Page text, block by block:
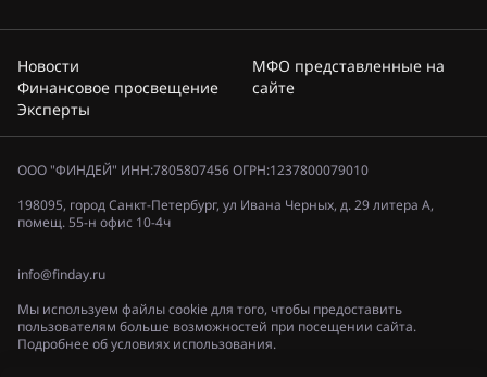
Новости
Финансовое просвещение
Эксперты
МФО представленные на
сайте
ООО "ФИНДЕЙ" ИНН:7805807456 ОГРН:1237800079010
198095, город Санкт-Петербург, ул Ивана Черных, д. 29 литера А,
помещ. 55-н офис 10-4ч
info@finday.ru
Мы используем файлы cookie для того, чтобы предоставить
пользователям больше возможностей при посещении сайта.
Подробнее об условиях использования.